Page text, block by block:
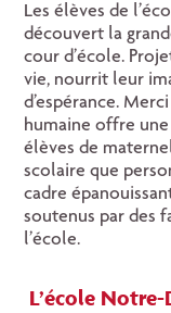
Les élèves de
découvert la
cour d’école.
vie, nourrit leur
d’espérance.
humaine offre
élèves de
scolaire que
cadre
soutenus par des
l’école.
L’école